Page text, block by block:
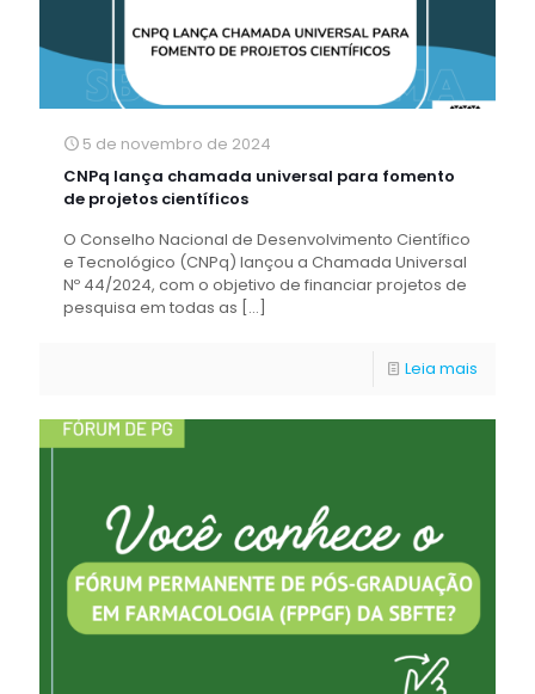
5 de novembro de 2024
CNPq lança chamada universal para fomento
de projetos científicos
O Conselho Nacional de Desenvolvimento Científico
e Tecnológico (CNPq) lançou a Chamada Universal
Nº 44/2024, com o objetivo de financiar projetos de
pesquisa em todas as […]
Leia mais